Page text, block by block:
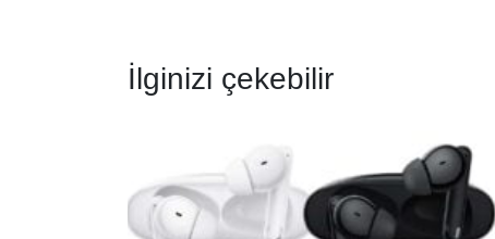
İlginizi çekebilir